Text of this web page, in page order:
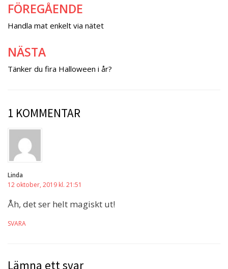
Inläggsnavigering
FÖREGÅENDE
Handla mat enkelt via nätet
NÄSTA
Tänker du fira Halloween i år?
1 KOMMENTAR
Linda
12 oktober, 2019 kl. 21:51
Åh, det ser helt magiskt ut!
SVARA
Lämna ett svar